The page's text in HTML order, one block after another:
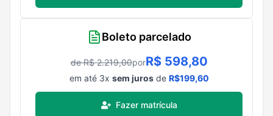
Boleto parcelado
de R$2.219,00porR$ 598,80
em até 3x sem jurosde R$199,60
Fazer matrícula